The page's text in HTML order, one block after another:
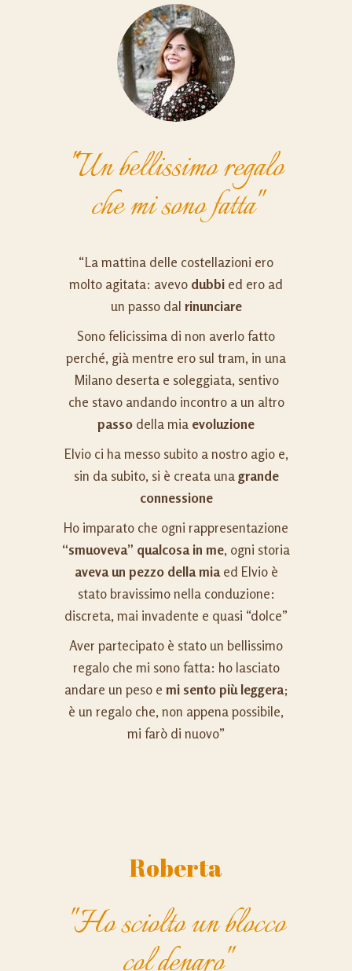
"Un bellissimo regalo
che mi sono fatta"
“La mattina delle costellazioni ero
molto agitata: avevo dubbi ed ero ad
un passo dal rinunciare
Sono felicissima di non averlo fatto
perché, già mentre ero sul tram, in una
Milano deserta e soleggiata, sentivo
che stavo andando incontro a un altro
passo della mia evoluzione
Elvio ci ha messo subito a nostro agio e,
sin da subito, si è creata una grande
connessione
Ho imparato che ogni rappresentazione
“smuoveva” qualcosa in me, ogni storia
aveva un pezzo della miaed Elvio è
stato bravissimo nella conduzione:
discreta, mai invadente e quasi “dolce”
Aver partecipato è stato un bellissimo
regalo che mi sono fatta: ho lasciato
andare un peso e mi sento più leggera;
è un regalo che, non appena possibile,
mi farò di nuovo”
Roberta
"Ho sciolto un blocco